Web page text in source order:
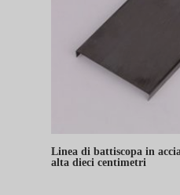
Linea di battiscopa in
alta dieci centimetri